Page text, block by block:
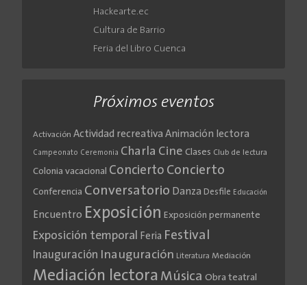
Hackearte.ec
Cultura de Barrio
Feria del Libro Cuenca
Próximos eventos
Activación Actividad recreativa Animación lectora
Campeonato Ceremonia Charla Cine Clases Club de lectura
Colonia vacacional Concierto Concierto
Conferencia Conversatorio Danza Desfile Educación
Encuentro Exposición Exposición permanente
Exposición temporal Feria Festival
Inauguración Inauguración Literatura Mediación
Mediación lectora Música Obra teatral